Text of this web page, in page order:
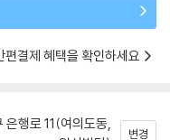
결제 혜택을 확인하세요
은행로 11(여의도동,
변경